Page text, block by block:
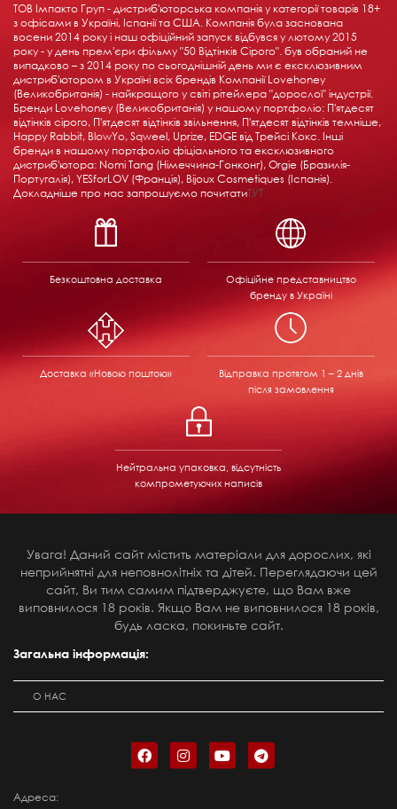
ТОВ Імпакто Груп - дистриб'юторська компанія у категорії товарів 18+ ​​
з офісами в Україні, Іспанії та США. Компанія була заснована
восени 2014 року і наш офіційний запуск відбувся у лютому 2015
року - у день прем'єри фільму "50 Відтінків Сірого". був обраний не
випадково – з 2014 року по сьогоднішній день ми є ексклюзивним
дистриб'ютором в Україні всіх брендів Компанії Lovehoney
(Великобританія) - найкращого у світі рітейлера "дорослої" індустрії.
Бренди Lovehoney (Великобританія) у нашому портфоліо: П'ятдесят
відтінків сірого, П'ятдесят відтінків звільнення, П'ятдесят відтінків темніше,
Happy Rabbit, BlowYo, Sqweel, Uprize, EDGE від Трейсі Кокс. Інші
бренди в нашому портфоліо фіціального та ексклюзивного
дистриб'ютора: Nomi Tang (Німеччина-Гонконг), Orgie (Бразилія-
Португалія), YESforLOV (Франція), Bijoux Cosmetiques (Іспанія).
Докладніше про нас запрошуємо почитатиТУТ
Безкоштовна доставка
Офіційне представництво
бренду в Україні
Доставка «Новою поштою» Відправка протягом 1 – 2 днів
після замовлення
Нейтральна упаковка, відсутність
компрометуючих написів
Увага! Даний сайт містить матеріали для дорослих, які
неприйнятні для неповнолітніх та дітей. Переглядаючи цей
сайт, Ви тим самим підтверджуєте, що Вам вже
виповнилося 18 років. Якщо Вам не виповнилося 18 років,
будь ласка, покиньте сайт.
Загальна інформація:
О НАС
Адреса: